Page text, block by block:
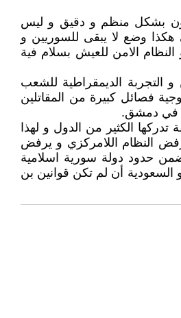
بشكل منظم و دقيق و ليس
وضع لا يبقى للسوريين و
من قبل الشعب السوري خلال أكثر من 14 عاما، كي يكون الملاذ و النظام الامن للعيش بسلام فية
و التجربة الديمقراطية للشعب
فصائل كبيرة من المقاتلين
في دمشق.
الكثير من الدول و لهذا
النظام اللامركزي و يرفض
حدود دولة سورية اسلامية
السعودية أن لم تكن قوانين بن